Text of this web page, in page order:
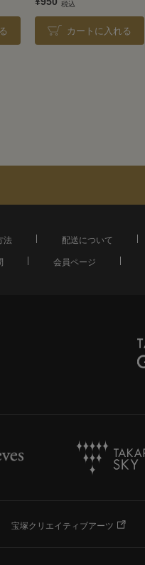
カートに入れる
法 配送について
会員ページ
宝塚クリエイティブアーツ